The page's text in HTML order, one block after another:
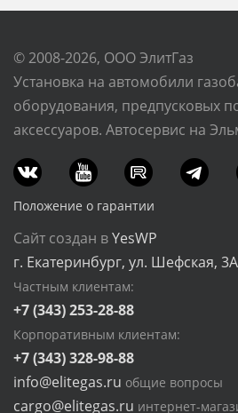
© 2008-2026, ООО ЭлитГаз
Установка на автомобили
оборудования, предпусковых
аксессуаров. Автосервис на
Положение о гарантии
Сайт создан вYesWP
г. Екатеринбург, ул. Шефская,
Частным клиентам:
+7 (343) 253-28-88
Корпоративным клиентам:
+7 (343) 328-98-88
info@elitegas.ru общие вопросы
cargo@elitegas.ru интернет-